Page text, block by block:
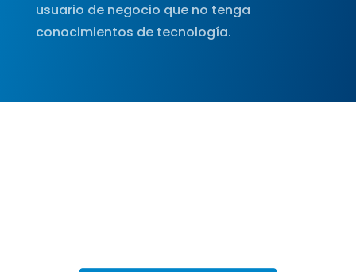
usuario de negocio que no tenga
conocimientos de tecnología.